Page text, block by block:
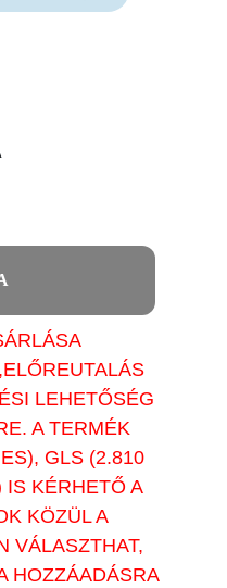
LEHETŐSÉG
A TERMÉK
GLS (2.810
IS KÉRHETŐ A
KÖZÜL A
VÁLASZTHAT,
HOZZÁADÁSRA